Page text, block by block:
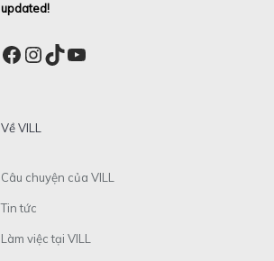
updated!
Facebook
Instagram
TikTok
YouTube
Về VILL
Câu chuyện của VILL
Tin tức
Làm việc tại VILL